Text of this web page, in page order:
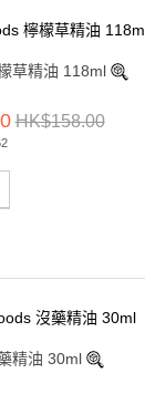
草精油 118ml
HK$158.00
精油 30ml